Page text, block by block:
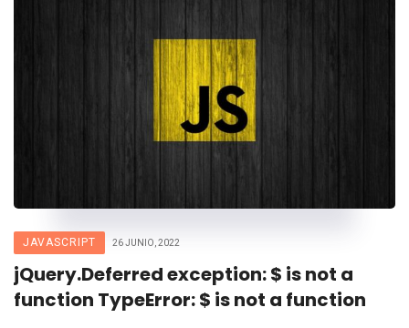
JAVASCRIPT 26 JUNIO, 2022
jQuery.Deferred exception: $ is not a
function TypeError: $ is not a function